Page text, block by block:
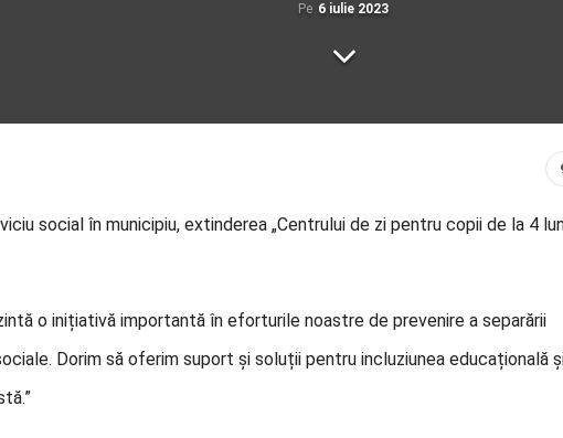
Pe 6 iulie 2023
social în municipiu, extinderea „Centrului de zi pentru copii de la 4
o inițiativă importantă în eforturile noastre de prevenire a separării
Dorim să oferim suport și soluții pentru incluziunea educațională